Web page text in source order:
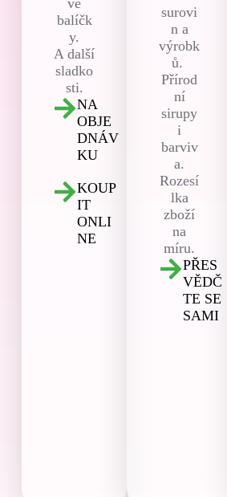
vé
balíčk
y.
A další
sladko
sti.
NA
OBJE
DNÁV
KU
KOUP
IT
ONLI
NE
surovi
n a
výrobk
ů.
Přírod
ní
sirupy
i
barviv
a.
Rozesí
lka
zboží
na
míru.
PŘES
VĚDČ
TE SE
SAMI